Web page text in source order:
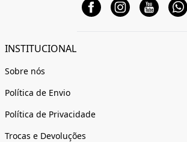
INSTITUCIONAL
Sobre nós
Política de Envio
Política de Privacidade
Trocas e Devoluções